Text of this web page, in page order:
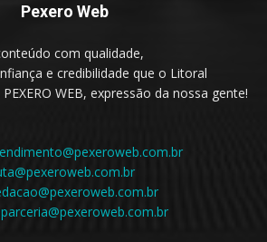
Pexero Web
com qualidade,
e credibilidade que o Litoral
WEB, expressão da nossa gente!
parceria@pexeroweb.com.br